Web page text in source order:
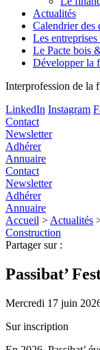
Actualités
Calendrier des
Les
Le Pacte bois
Développer la
Interprofession de la
LinkedIn Instagram
Contact
Newsletter
Adhérer
Annuaire
Contact
Newsletter
Adhérer
Annuaire
Accueil > Actualités
Construction
Partager sur :
Passibat’
Mercredi 17 juin
Sur inscription